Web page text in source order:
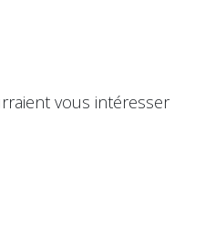
vous intéresser